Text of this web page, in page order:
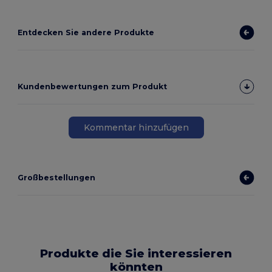
Entdecken Sie andere Produkte
Kundenbewertungen zum Produkt
Kommentar hinzufügen
Großbestellungen
Produkte die Sie interessieren
könnten